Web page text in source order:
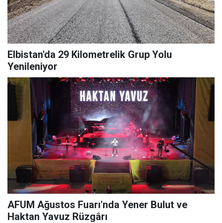
Elbistan'da 29 Kilometrelik Grup Yolu
Yenileniyor
AFUM Ağustos Fuarı'nda Yener Bulut ve
Haktan Yavuz Rüzgârı